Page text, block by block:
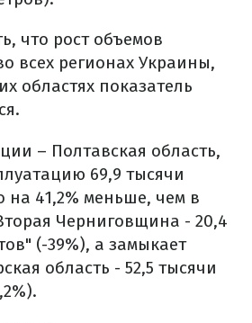
что рост объемов
всех регионах Украины,
областях показатель
– Полтавская область,
69,9 тысячи
на 41,2% меньше, чем в
Черниговщина - 20,4
(-39%), а замыкает
область - 52,5 тысячи